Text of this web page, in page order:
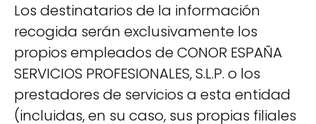
Los destinatarios de la información
recogida serán exclusivamente los
propios empleados de CONOR ESPAÑA
SERVICIOS PROFESIONALES, S.L.P. o los
prestadores de servicios a esta entidad
(incluidas, en su caso, sus propias filiales